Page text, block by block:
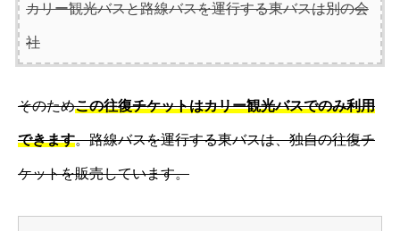
カリー観光バスと路線バスを運行する東バスは別の会
社
そのためこの往復チケットはカリー観光バスでのみ利用
できます。路線バスを運行する東バスは、独自の往復チ
ケットを販売しています。